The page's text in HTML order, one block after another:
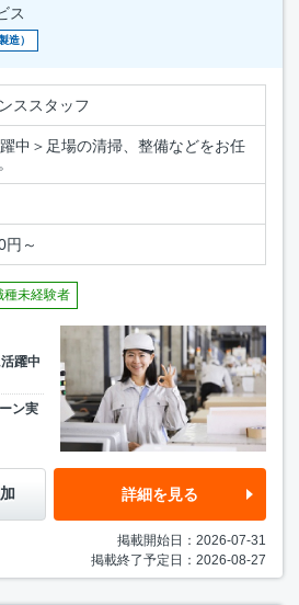
ス
造）
ススタッフ
中＞足場の清掃、整備などをお任
円～
種未経験者
躍中
ン実
詳細を見る
掲載開始日：2026-07-31
掲載終了予定日：2026-08-27